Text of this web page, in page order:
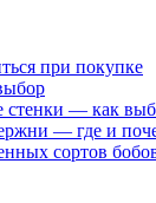
при покупке
— как
— где и
сортов